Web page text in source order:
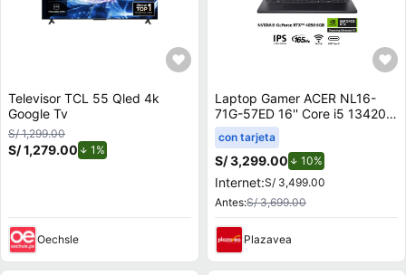
Televisor TCL 55 Qled 4k
Google Tv
S/ 1,299.00
S/ 1,279.00 1%
Oechsle
Laptop Gamer ACER NL16-
71G-57ED 16'' Core i5 13420H
16GB 512GB SSD RTX 4050
6GB
con tarjeta
S/ 3,299.00 10%
Internet:S/ 3,499.00
Antes:S/ 3,699.00
Plazavea